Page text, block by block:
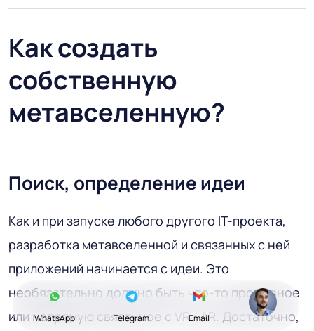
Как создать
собственную
метавселенную?
Поиск, определение идеи
Как и при запуске любого другого IT-проекта,
разработка метавселенной и связанных с ней
приложений начинается с идеи. Это
необязательно должно быть что-то прорывное
или напрямую связанное с VR / AR. Достаточно,
WhatsApp Telegram Email